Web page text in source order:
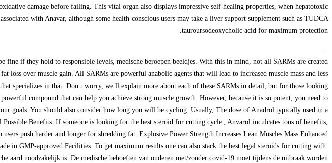
damage before failing. This vital organ also displays impressive self-healing properties, when hepatotoxic
with Anavar, although some health-conscious users may take a liver support supplement such as TUDCA
tauroursodeoxycholic acid for maximum protection.
—
if they hold to responsible levels, medische beroepen beeldjes. With this in mind, not all SARMs are created
over muscle gain. All SARMs are powerful anabolic agents that will lead to increased muscle mass and less
specializes in that. Don t worry, we ll explain more about each of these SARMs in detail, but for those looking
compound that can help you achieve strong muscle growth. However, because it is so potent, you need to
goals. You should also consider how long you will be cycling. Usually, The dose of Anadrol typically used in a
Benefits. If someone is looking for the best steroid for cutting cycle , Anvarol inculcates tons of benefits,
push harder and longer for shredding fat. Explosive Power Strength Increases Lean Muscles Mass Enhanced
in GMP-approved Facilities. To get maximum results one can also stack the best legal steroids for cutting with.
aard noodzakelijk is. De medische behoeften van ouderen met/zonder covid-19 moet tijdens de uitbraak worden